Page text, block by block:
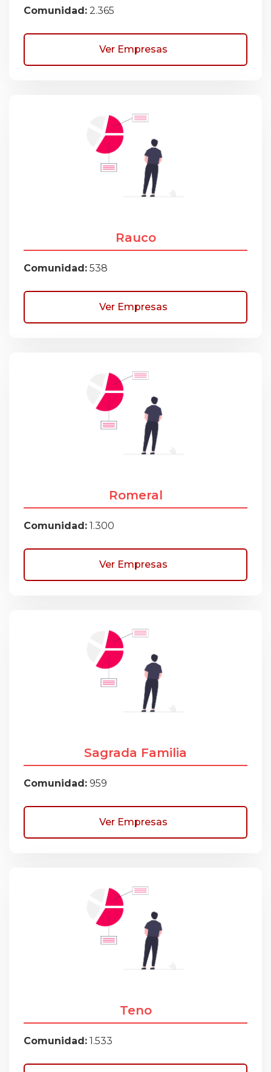
Comunidad: 2.365
Ver Empresas
Rauco
Comunidad: 538
Ver Empresas
Romeral
Comunidad: 1.300
Ver Empresas
Sagrada Familia
Comunidad: 959
Ver Empresas
Teno
Comunidad: 1.533